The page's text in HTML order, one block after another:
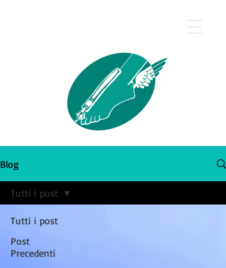
Blog
Tutti i post
Post
Precedenti
Tutti i post